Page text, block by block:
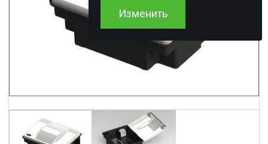
Изменить